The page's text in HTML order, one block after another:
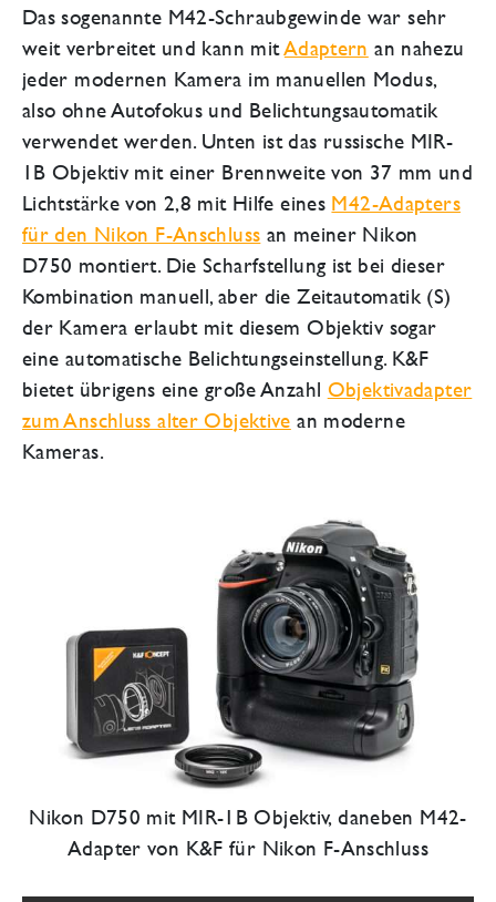
Das sogenannte M42-Schraubgewinde war sehr
weit verbreitet und kann mitAdaptern an nahezu
jeder modernen Kamera im manuellen Modus,
also ohne Autofokus und Belichtungsautomatik
verwendet werden. Unten ist das russische MIR-
1B Objektiv mit einer Brennweite von 37 mm und
Lichtstärke von 2,8 mit Hilfe eines M42-Adapters
für den Nikon F-Anschluss an meiner Nikon
D750 montiert. Die Scharfstellung ist bei dieser
Kombination manuell, aber die Zeitautomatik (S)
der Kamera erlaubt mit diesem Objektiv sogar
eine automatische Belichtungseinstellung. K&F
bietet übrigens eine große Anzahl Objektivadapter
zum Anschluss alter Objektive an moderne
Kameras.
Nikon D750 mit MIR-1B Objektiv, daneben M42-
Adapter von K&F für Nikon F-Anschluss